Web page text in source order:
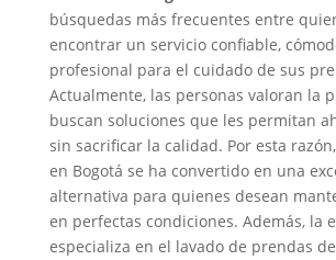
búsquedas más frecuentes entre
encontrar un servicio confiable,
profesional para el cuidado de sus
Actualmente, las personas valoran la
buscan soluciones que les permitan
sin sacrificar la calidad. Por esta
en Bogotá se ha convertido en una
alternativa para quienes desean
en perfectas condiciones. Además, la
especializa en el lavado de prendas